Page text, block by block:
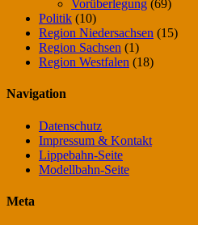
Vorüberlegung (69)
Politik (10)
Region Niedersachsen (15)
Region Sachsen (1)
Region Westfalen (18)
Navigation
Datenschutz
Impressum & Kontakt
Lippebahn-Seite
Modellbahn-Seite
Meta